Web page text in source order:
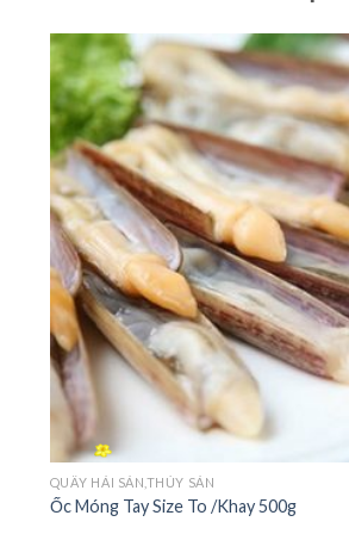
+
QUẦY HẢI SẢN,THỦY SẢN
Ốc Móng Tay Size To /Khay 500g